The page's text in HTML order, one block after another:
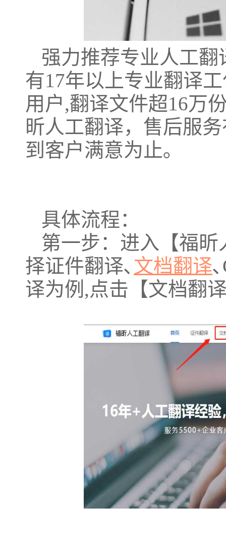
强力推荐专业人工
有17年以上专业翻译
用户,翻译文件超16万
昕人工翻译，售后服
到客户满意为止｡
具体流程：
第一步：进入【福
择证件翻译､ 文档翻译
译为例,点击【文档翻